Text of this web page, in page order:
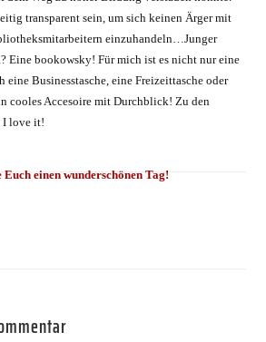
transparent sein, um sich keinen Ärger mit
einzuhandeln…Junger
Eine bookowsky! Für mich ist es nicht nur eine
eine Businesstasche, eine Freizeittasche oder
cooles Accesoire mit Durchblick! Zu den
I love it!
Euch einen wunderschönen Tag!